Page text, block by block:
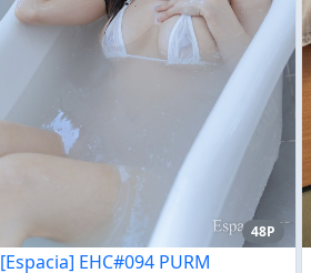
48P
[Espacia] EHC#094 PURM